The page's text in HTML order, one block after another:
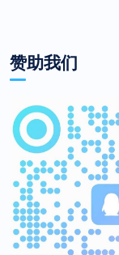
赞助我们